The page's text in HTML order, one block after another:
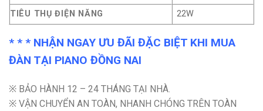
TIÊU THỤ ĐIỆN NĂNG
22W
* * * NHẬN NGAY ƯU ĐÃI ĐẶC BIỆT KHI MUA
ĐÀN TẠI PIANO ĐỒNG NAI
※ BẢO HÀNH 12 – 24 THÁNG TẠI NHÀ.
※ VẬN CHUYỂN AN TOÀN, NHANH CHÓNG TRÊN TOÀN